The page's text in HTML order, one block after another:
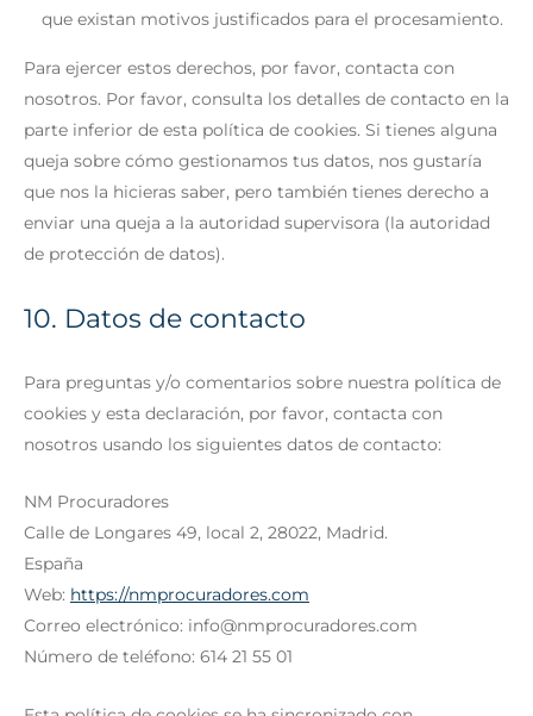
que existan motivos justificados para el procesamiento.
Para ejercer estos derechos, por favor, contacta con
nosotros. Por favor, consulta los detalles de contacto en la
parte inferior de esta política de cookies. Si tienes alguna
queja sobre cómo gestionamos tus datos, nos gustaría
que nos la hicieras saber, pero también tienes derecho a
enviar una queja a la autoridad supervisora (la autoridad
de protección de datos).
10. Datos de contacto
Para preguntas y/o comentarios sobre nuestra política de
cookies y esta declaración, por favor, contacta con
nosotros usando los siguientes datos de contacto:
NM Procuradores
Calle de Longares 49, local 2, 28022, Madrid.
España
Web: https://nmprocuradores.com
Correo electrónico: info@nmprocuradores.com
Número de teléfono: 614 21 55 01